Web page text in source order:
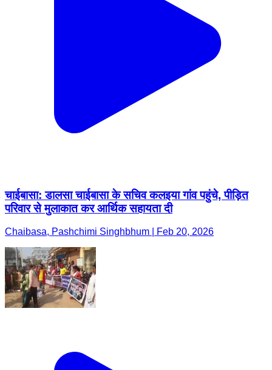
चाईबासा: डालसा चाईबासा के सचिव कलइया गांव पहुंचे, पीड़ित
परिवार से मुलाकात कर आर्थिक सहायता दी
Chaibasa, Pashchimi Singhbhum | Feb 20, 2026